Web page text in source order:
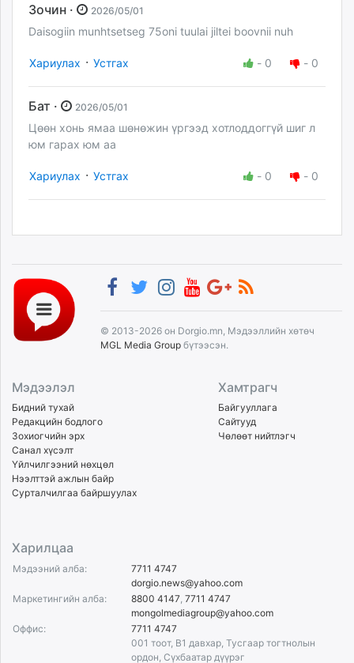
Зочин · 2026/05/01
Daisogiin munhtsetseg 75oni tuulai jiltei boovnii nuh
Хариулах · Устгах - 0 - 0
Бат · 2026/05/01
Цөөн хонь ямаа шөнөжин үргээд хотлоддоггүй шиг л
юм гарах юм аа
Хариулах · Устгах - 0 - 0
© 2013-2026 он Dorgio.mn, Мэдээллийн хөтөч
MGL Media Group бүтээсэн.
Мэдээлэл
Бидний тухай
Редакцийн бодлого
Зохиогчийн эрх
Санал хүсэлт
Үйлчилгээний нөхцөл
Нээлттэй ажлын байр
Сурталчилгаа байршуулах
Хамтрагч
Байгууллага
Сайтууд
Чөлөөт нийтлэгч
Харилцаа
Мэдээний алба:
7711 4747
dorgio.news@yahoo.com
Маркетингийн алба:
8800 4147, 7711 4747
mongolmediagroup@yahoo.com
Оффис:
7711 4747
001 тоот, B1 давхар, Тусгаар тогтнолын
ордон, Сүхбаатар дүүрэг